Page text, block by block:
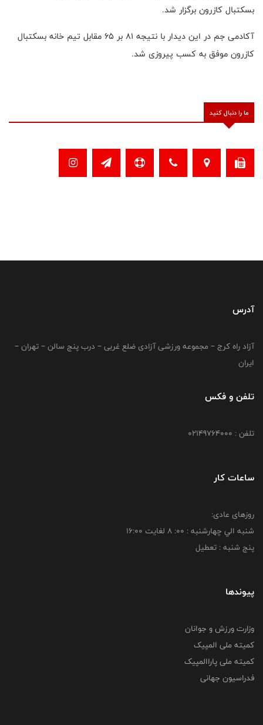
بسکتبال کازرون برگزار شد.
آکادمی جم در این دیدار با نتیجه ۸۱ بر ۶۵ مقابل تیم خانه بسکتبال
کازرون موفق به کسب پیروزی شد.
ما را دنبال کنید
آدرس
آزاد راه کرج – مجموعه ورزشی آزادی ضلع غربی – درب پنج سالن – تهران –
ایران
تلفن و فکس
تلفن : 02149764000
ساعات کار
روزهای عادی:
شنبه الي چهارشنبه : 00: 8 لغايت 16:00
پنج شنبه : تعطیل
پیوندها
وزارت ورزش و جوانان
کمیته ملی المپیک
کمیته ملی پاراالمپیک
فدراسیون جهانی